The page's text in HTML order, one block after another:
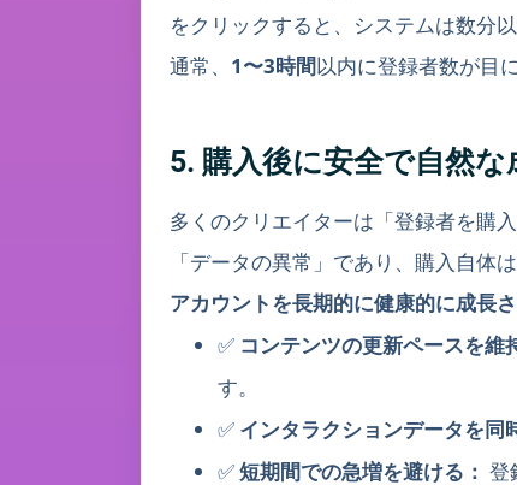
をクリックすると、システムは数分
通常、 1〜3時間以内に登録者数が目
5. 購入後に安全で自然
多くのクリエイターは「登録者を購
「データの異常」であり、購入自体
アカウントを長期的に健康的に成長
✅ コンテンツの更新ペースを維
す。
✅ インタラクションデータを同
✅短期間での急増を避ける： 登